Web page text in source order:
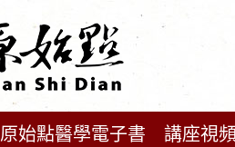
原始點醫學電子書 講座視頻